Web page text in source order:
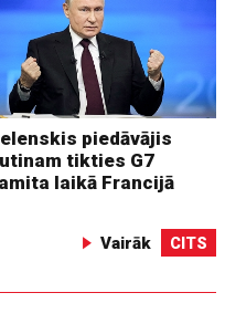
piedāvājis
tikties G7
laikā Francijā
Vairāk CITS